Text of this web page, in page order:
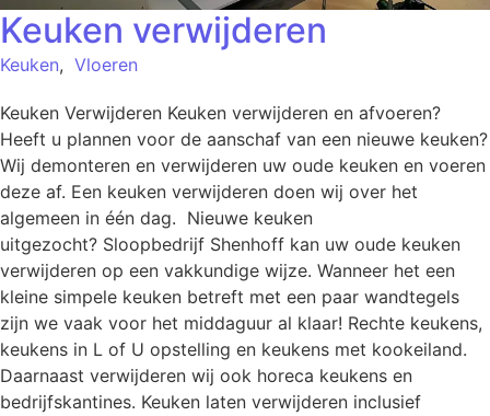
Keuken verwijderen
Keuken, Vloeren
Keuken Verwijderen Keuken verwijderen en afvoeren?
Heeft u plannen voor de aanschaf van een nieuwe keuken?
Wij demonteren en verwijderen uw oude keuken en voeren
deze af. Een keuken verwijderen doen wij over het
algemeen in één dag. Nieuwe keuken
uitgezocht? Sloopbedrijf Shenhoff kan uw oude keuken
verwijderen op een vakkundige wijze. Wanneer het een
kleine simpele keuken betreft met een paar wandtegels
zijn we vaak voor het middaguur al klaar! Rechte keukens,
keukens in L of U opstelling en keukens met kookeiland.
Daarnaast verwijderen wij ook horeca keukens en
bedrijfskantines. Keuken laten verwijderen inclusief